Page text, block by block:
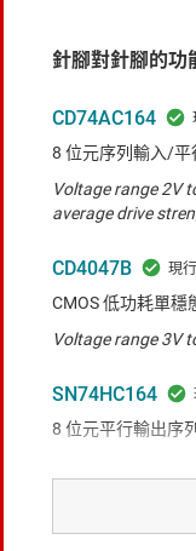
針腳對針腳的功
CD74AC164
8 位元序列輸入/
Voltage range 2V
average drive
CD4047B
CMOS 低功耗單
Voltage range 3V
SN74HC164
8 位元平行輸出序